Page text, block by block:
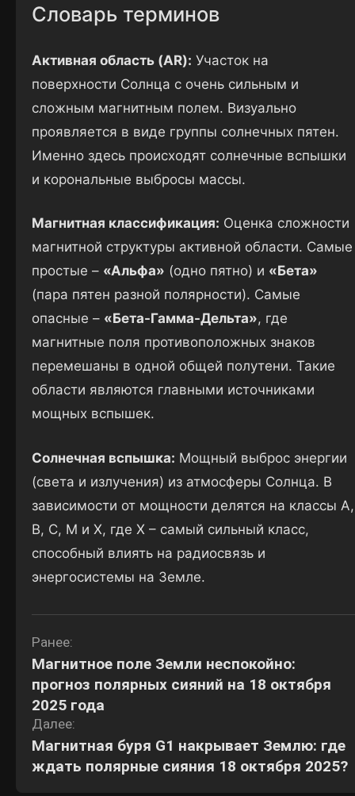
Словарь терминов
Активная область (AR): Участок на
поверхности Солнца с очень сильным и
сложным магнитным полем. Визуально
проявляется в виде группы солнечных пятен.
Именно здесь происходят солнечные вспышки
и корональные выбросы массы.
Магнитная классификация: Оценка сложности
магнитной структуры активной области. Самые
простые – «Альфа» (одно пятно) и «Бета»
(пара пятен разной полярности). Самые
опасные – «Бета-Гамма-Дельта», где
магнитные поля противоположных знаков
перемешаны в одной общей полутени. Такие
области являются главными источниками
мощных вспышек.
Солнечная вспышка: Мощный выброс энергии
(света и излучения) из атмосферы Солнца. В
зависимости от мощности делятся на классы A,
B, C, M и X, где X – самый сильный класс,
способный влиять на радиосвязь и
энергосистемы на Земле.
Навигация
по
записям
Ранее:
Магнитное поле Земли неспокойно:
прогноз полярных сияний на 18 октября
2025 года
Далее:
Магнитная буря G1 накрывает Землю: где
ждать полярные сияния 18 октября 2025?